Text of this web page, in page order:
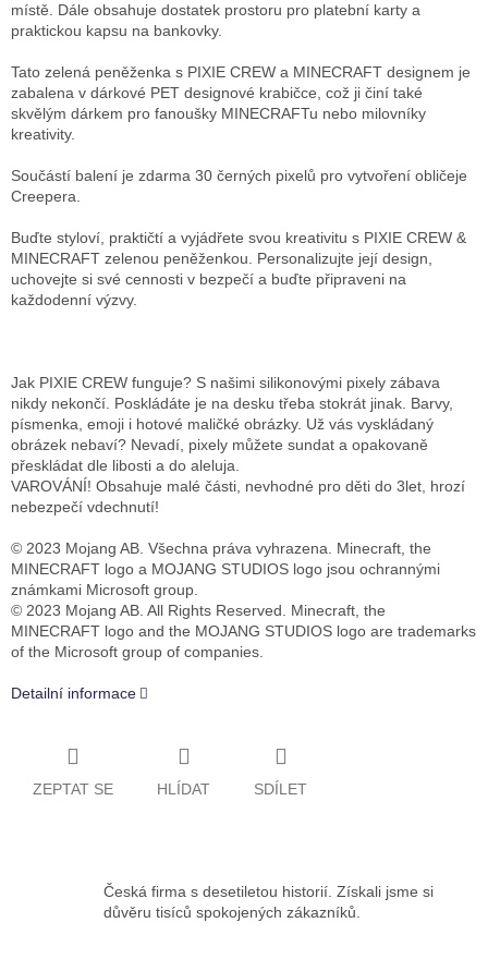
místě. Dále obsahuje dostatek prostoru pro platební karty a
praktickou kapsu na bankovky.
Tato zelená peněženka s PIXIE CREW a MINECRAFT designem je
zabalena v dárkové PET designové krabičce, což ji činí také
skvělým dárkem pro fanoušky MINECRAFTu nebo milovníky
kreativity.
Součástí balení je zdarma 30 černých pixelů pro vytvoření obličeje
Creepera.
Buďte styloví, praktičtí a vyjádřete svou kreativitu s PIXIE CREW &
MINECRAFT zelenou peněženkou. Personalizujte její design,
uchovejte si své cennosti v bezpečí a buďte připraveni na
každodenní výzvy.
Jak PIXIE CREW funguje? S našimi silikonovými pixely zábava
nikdy nekončí. Poskládáte je na desku třeba stokrát jinak. Barvy,
písmenka, emoji i hotové maličké obrázky. Už vás vyskládaný
obrázek nebaví? Nevadí, pixely můžete sundat a opakovaně
přeskládat dle libosti a do aleluja.
VAROVÁNÍ! Obsahuje malé části, nevhodné pro děti do 3let, hrozí
nebezpečí vdechnutí!
© 2023 Mojang AB. Všechna práva vyhrazena. Minecraft, the
MINECRAFT logo a MOJANG STUDIOS logo jsou ochrannými
známkami Microsoft group.
© 2023 Mojang AB. All Rights Reserved. Minecraft, the
MINECRAFT logo and the MOJANG STUDIOS logo are trademarks
of the Microsoft group of companies.
Detailní informace
ZEPTAT SE HLÍDAT SDÍLET
Česká firma s desetiletou historií. Získali jsme si
důvěru tisíců spokojených zákazníků.